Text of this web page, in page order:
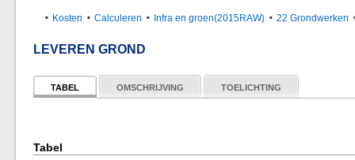
Kosten Calculeren Infra en groen(2015RAW) 22 Grondwerken
LEVEREN GROND
TABEL OMSCHRIJVING TOELICHTING
Tabel